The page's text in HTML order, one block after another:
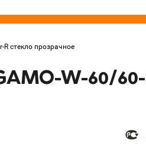
R стекло прозрачное
W-60/